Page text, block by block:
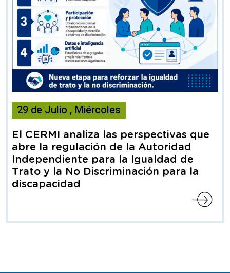
noticia
Articulo
29 de Julio , Miércoles
El CERMI analiza las perspectivas que
abre la regulación de la Autoridad
Independiente para la Igualdad de
Trato y la No Discriminación para la
discapacidad